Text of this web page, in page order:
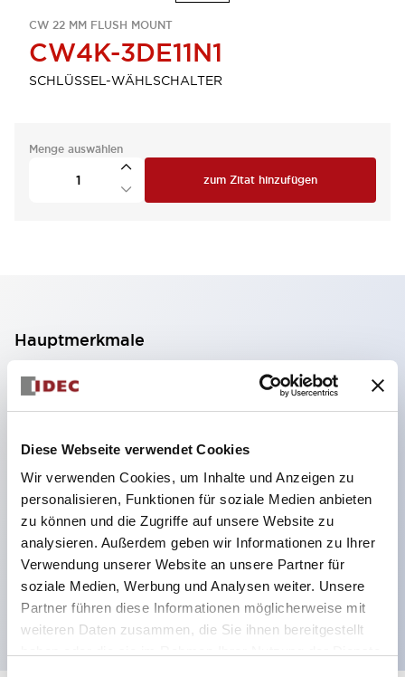
Diese Webseite verwendet Cookies
Wir verwenden Cookies, um Inhalte und Anzeigen zu
personalisieren, Funktionen für soziale Medien anbieten
zu können und die Zugriffe auf unsere Website zu
analysieren. Außerdem geben wir Informationen zu Ihrer
Verwendung unserer Website an unsere Partner für
soziale Medien, Werbung und Analysen weiter. Unsere
Partner führen diese Informationen möglicherweise mit
weiteren Daten zusammen, die Sie ihnen bereitgestellt
CW 22 MM FLUSH MOUNT
CW4K-3DE11N1
SCHLÜSSEL-WÄHLSCHALTER
Menge auswählen
zum Zitat hinzufügen
Hauptmerkmale
2-Kontakt-Block mit 2 Stufen, ermöglicht eine 4-
Kontakt-Konfiguration (Gewährleistung der
Isolierung zwischen den 2 Kontakten).
59,9 mm (※ 22-stufiger Kontaktblock).
Platzsparendes Design möglich.
Sicherheitsstruktur der 3. Generation: 2-Aktions-
Freisetzung, integrierter Schutz, IP20-
Fingerschutzstruktur